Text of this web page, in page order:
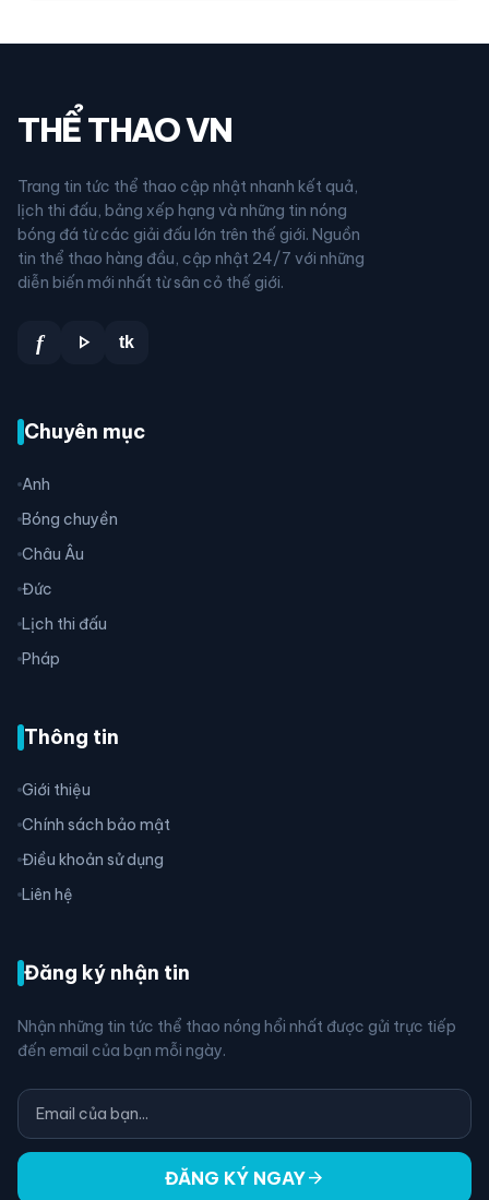
THỂ THAO VN
Trang tin tức thể thao cập nhật nhanh kết quả,
lịch thi đấu, bảng xếp hạng và những tin nóng
bóng đá từ các giải đấu lớn trên thế giới. Nguồn
tin thể thao hàng đầu, cập nhật 24/7 với những
diễn biến mới nhất từ sân cỏ thế giới.
f play_arrow tk
Chuyên mục
Anh
Bóng chuyền
Châu Âu
Đức
Lịch thi đấu
Pháp
Thông tin
Giới thiệu
Chính sách bảo mật
Điều khoản sử dụng
Liên hệ
Đăng ký nhận tin
Nhận những tin tức thể thao nóng hổi nhất được gửi trực tiếp
đến email của bạn mỗi ngày.
ĐĂNG KÝ NGAYarrow_forward